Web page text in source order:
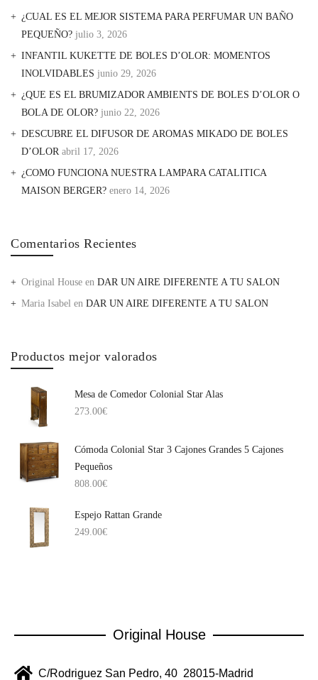
¿CUAL ES EL MEJOR SISTEMA PARA PERFUMAR UN BAÑO
PEQUEÑO? julio 3, 2026
INFANTIL KUKETTE DE BOLES D’OLOR: MOMENTOS
INOLVIDABLES junio 29, 2026
¿QUE ES EL BRUMIZADOR AMBIENTS DE BOLES D’OLOR O
BOLA DE OLOR? junio 22, 2026
DESCUBRE EL DIFUSOR DE AROMAS MIKADO DE BOLES
D’OLOR abril 17, 2026
¿COMO FUNCIONA NUESTRA LAMPARA CATALITICA
MAISON BERGER? enero 14, 2026
Comentarios Recientes
Original House en DAR UN AIRE DIFERENTE A TU SALON
Maria Isabel en DAR UN AIRE DIFERENTE A TU SALON
Productos mejor valorados
Mesa de Comedor Colonial Star Alas
273.00€
Cómoda Colonial Star 3 Cajones Grandes 5 Cajones
Pequeños
808.00€
Espejo Rattan Grande
249.00€
Original House
C/Rodriguez San Pedro, 40 28015-Madrid